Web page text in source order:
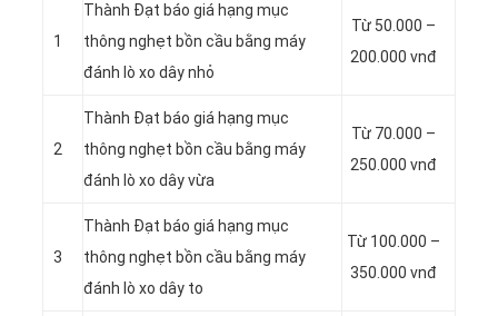
1
Thành Đạt báo giá hạng mục
thông nghẹt bồn cầu bằng máy
đánh lò xo dây nhỏ
Từ 50.000 –
200.000 vnđ
2
Thành Đạt báo giá hạng mục
thông nghẹt bồn cầu bằng máy
đánh lò xo dây vừa
Từ 70.000 –
250.000 vnđ
3
Thành Đạt báo giá hạng mục
thông nghẹt bồn cầu bằng máy
đánh lò xo dây to
Từ 100.000 –
350.000 vnđ